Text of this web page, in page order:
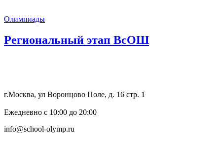
Олимпиады
Региональный этап ВсОШ
г.Москва, ул Воронцово Поле, д. 16 стр. 1
Ежедневно с 10:00 до 20:00
info@school-olymp.ru